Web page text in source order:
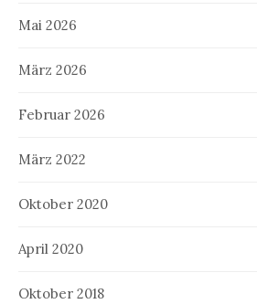
Mai 2026
März 2026
Februar 2026
März 2022
Oktober 2020
April 2020
Oktober 2018